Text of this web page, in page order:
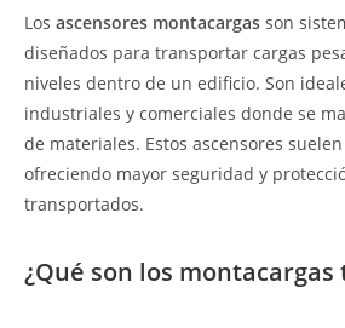
Los ascensores montacargas son
diseñados para transportar cargas
niveles dentro de un edificio. Son
industriales y comerciales donde se
de materiales. Estos ascensores
ofreciendo mayor seguridad y
transportados.
¿Qué son los